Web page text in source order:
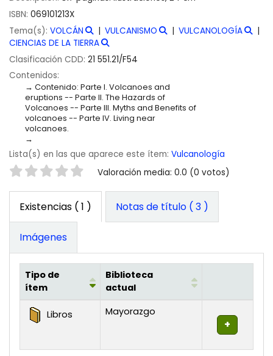
ISBN: 069101213X
Tema(s): VOLCÁN VULCANISMO
VULCANOLOGÍA
CIENCIAS DE LA TIERRA
Clasificación CDD: 21 551.21/F54
Contenidos:
Contenido: Parte I. Volcanoes and
eruptions -- Parte II. The Hazards of
Volcanoes -- Parte III. Myths and Benefits of
volcanoes -- Parte IV. Living near
volcanoes.
Lista(s) en las que aparece este ítem: Vulcanología
Valoración Valoración media: 0.0 (0 votos)
Existencias ( 1 ) Notas de título ( 3 )
Imágenes
Existencias
Tipo de
ítem
Biblioteca
actual
Libros Mayorazgo